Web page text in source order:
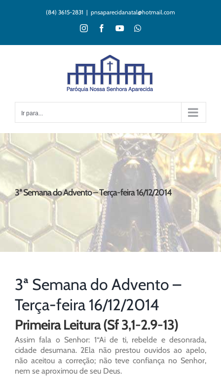
(84) 3615-2831 | pnsaparecidanatal@hotmail.com
InstagramFacebookYouTubeWhatsApp
Ir para...
3ª Semana do Advento – Terça-feira 16/12/2014
3ª Semana do Advento –
Terça-feira 16/12/2014
Primeira Leitura (Sf 3,1-2.9-13)
Assim fala o Senhor: 1“Ai de ti, rebelde e desonrada,
cidade desumana. 2Ela não prestou ouvidos ao apelo,
não aceitou a correção; não teve confiança no Senhor,
nem se aproximou de seu Deus.